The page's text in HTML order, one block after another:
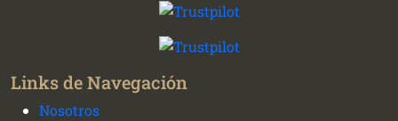
Links de Navegación
Nosotros